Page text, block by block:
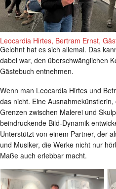
Leocardia Hirtes, Bertram Ernst,
Gelohnt hat es sich allemal. Das
dabei war, den überschwänglichen
Gästebuch entnehmen.
Wenn man Leocardia Hirtes und
das nicht. Eine
Grenzen zwischen Malerei und
beindruckende Bild-Dynamik
Unterstützt von einem Partner, der
und Musiker, die Werke nicht nur
Maße auch erlebbar macht.